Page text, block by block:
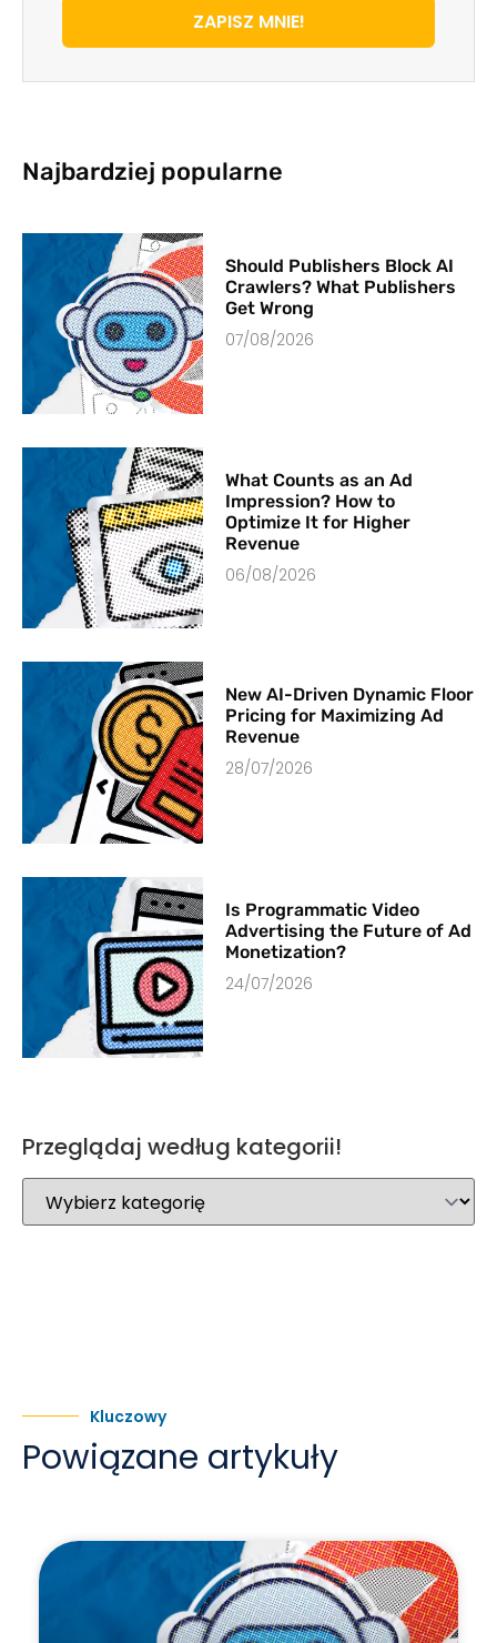
ZAPISZ MNIE!
Najbardziej popularne
Should Publishers Block AI
Crawlers? What Publishers
Get Wrong
07/08/2026
What Counts as an Ad
Impression? How to
Optimize It for Higher
Revenue
06/08/2026
New AI-Driven Dynamic Floor
Pricing for Maximizing Ad
Revenue
28/07/2026
Is Programmatic Video
Advertising the Future of Ad
Monetization?
24/07/2026
Przeglądaj według kategorii!
Kluczowy
Powiązane artykuły